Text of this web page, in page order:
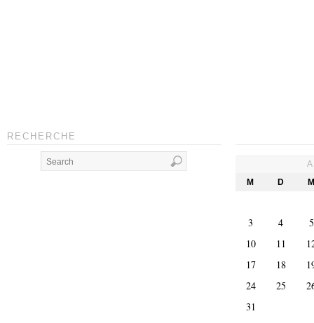
RECHERCHE
M
D
3 4
5
10
11
17
18
24
25
31